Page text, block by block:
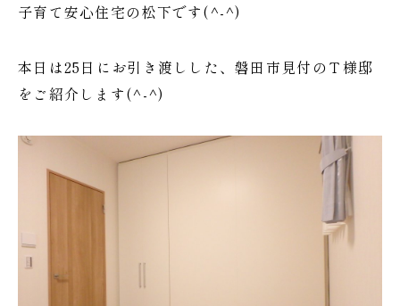
子育て安心住宅の松下です(^-^)
本日は25日にお引き渡しした、磐田市見付のＴ様邸
をご紹介します(^-^)